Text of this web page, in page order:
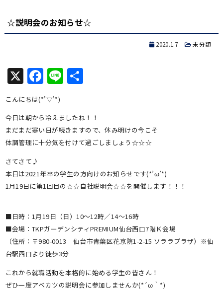
☆説明会のお知らせ☆
2020.1.7 未分類
X Facebook
Line共
こんにちは(*’▽’*)
今日は朝から冷えましたね！！
まだまだ寒い日が続きますので、休み明けの今こそ
体調管理に十分気を付けて過ごしましょう☆☆☆
さてさて♪
本日は2021年卒の学生の方向けのお知らせです(*’ω’*)
1月19日に第1回目の☆☆自社説明会☆☆を開催します！！！
■日時：1月19日（日）10～12時／14～16時
■会場：TKPガーデンシティPREMIUM仙台西口7階Ｋ会場
（住所：〒980-0013 仙台市青葉区花京院1-2-15 ソララプラザ）※仙
台駅西口より徒歩3分
これから就職活動を本格的に始める学生の皆さん！
ぜひ一度アベカツの説明会に参加しませんか(*´ω｀*)